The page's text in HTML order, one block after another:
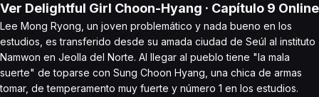
Ver Delightful Girl Choon-Hyang · Capítulo 9 Online
Lee Mong Ryong, un joven problemático y nada bueno en los
estudios, es transferido desde su amada ciudad de Seúl al instituto
Namwon en Jeolla del Norte. Al llegar al pueblo tiene "la mala
suerte" de toparse con Sung Choon Hyang, una chica de armas
tomar, de temperamento muy fuerte y número 1 en los estudios.